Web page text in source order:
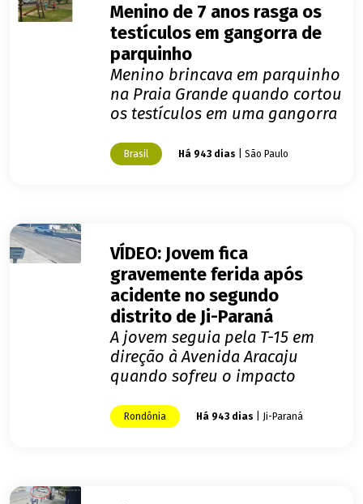
Menino de 7 anos rasga os
testículos em gangorra de
parquinho
Menino brincava em parquinho
na Praia Grande quando cortou
os testículos em uma gangorra
Brasil Há 943 dias | São Paulo
VÍDEO: Jovem fica
gravemente ferida após
acidente no segundo
distrito de Ji-Paraná
A jovem seguia pela T-15 em
direção à Avenida Aracaju
quando sofreu o impacto
Rondônia Há 943 dias | Ji-Paraná